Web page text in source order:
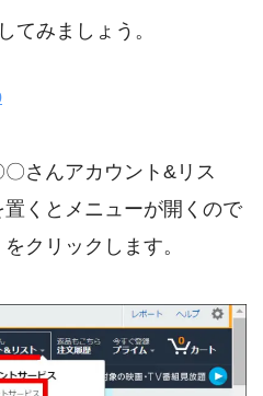
てみましょう。
さんアカウント&リス
置くとメニューが開くので
クリックします。